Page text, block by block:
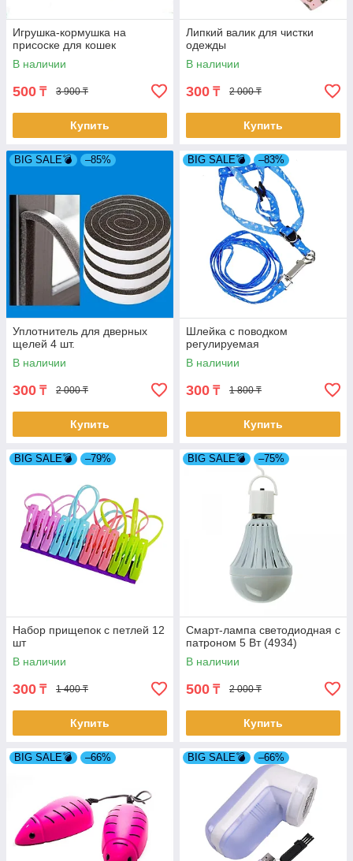
Игрушка-кормушка на
присоске для кошек
В наличии
500 ₸ 3 900 ₸
Купить
Липкий валик для чистки
одежды
В наличии
300 ₸ 2 000 ₸
Купить
BIG SALE💣 –85%
Уплотнитель для дверных
щелей 4 шт.
В наличии
300 ₸ 2 000 ₸
Купить
BIG SALE💣 –83%
Шлейка с поводком
регулируемая
В наличии
300 ₸ 1 800 ₸
Купить
BIG SALE💣 –79%
Набор прищепок с петлей 12
шт
В наличии
300 ₸ 1 400 ₸
Купить
BIG SALE💣 –75%
Смарт-лампа светодиодная с
патроном 5 Вт (4934)
В наличии
500 ₸ 2 000 ₸
Купить
BIG SALE💣 –66% BIG SALE💣 –66%